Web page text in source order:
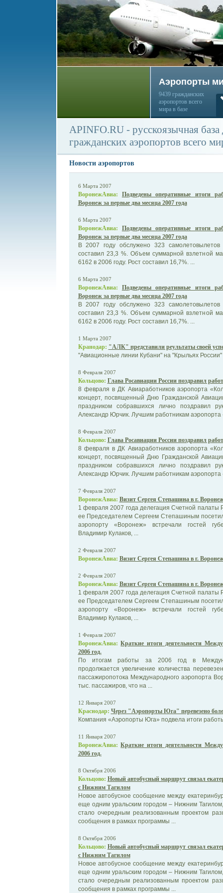
Аэропорты
9439 гражданских
аэропортов всего
мира в базе
APINFO.RU - русскоязычная
гражданских аэропортов всего
Новости аэропортов
6 Марта 2007
ВоронежАвиа:
Подведены оперативные итоги
Воронеж за первые два месяца 2007 года
6 Марта 2007
ВоронежАвиа:
Подведены оперативные итоги
Воронеж за первые два месяца 2007 года
В 2007 году обслужено 323
составил 23,3 %. Объем суммарной взлетной
6162 в 2006 году. Рост составил 16,7%. ...
6 Марта 2007
ВоронежАвиа:
Подведены оперативные итоги
Воронеж за первые два месяца 2007 года
В 2007 году обслужено 323
составил 23,3 %. Объем суммарной взлетной
6162 в 2006 году. Рост составил 16,7%. ...
1 Марта 2007
Кранодар: "АЛК" представили реультаты своей
"Авиационные линии Кубани" на "Крыльях России"
8 Февраля 2007
Кольцово: Глава Росавиации России поздравил
8 февраля в ДК Авиаработников аэропорта
концерт, посвященный Дню Гражданской
праздником собравшихся лично поздравил
Александр Юрчик. Лучшим работникам аэропорта
8 Февраля 2007
Кольцово: Глава Росавиации России поздравил
8 февраля в ДК Авиаработников аэропорта
концерт, посвященный Дню Гражданской
праздником собравшихся лично поздравил
Александр Юрчик. Лучшим работникам аэропорта
7 Февраля 2007
ВоронежАвиа: Визит Сергея Степашина в г.
1 февраля 2007 года делегация Счетной палаты
ее Председателем Сергеем Степашиным
аэропорту «Воронеж» встречали гостей
Владимир Кулаков, ...
2 Февраля 2007
ВоронежАвиа: Визит Сергея Степашина в г.
2 Февраля 2007
ВоронежАвиа: Визит Сергея Степашина в г.
1 февраля 2007 года делегация Счетной палаты
ее Председателем Сергеем Степашиным
аэропорту «Воронеж» встречали гостей
Владимир Кулаков, ...
1 Февраля 2007
ВоронежАвиа: Краткие итоги деятельности
2006 год.
По итогам работы за 2006 год в
продолжается увеличение количества
пассажиропотока Международного аэропорта
тыс. пассажиров, что на ...
12 Января 2007
Краснодар: Через "Аэропорты Юга" перевезено
Компания «Аэропорты Юга» подвела итоги
11 Января 2007
ВоронежАвиа: Краткие итоги деятельности
2006 год.
8 Октября 2006
Кольцово: Новый автобусный маршрут связал
с Нижним Тагилом
Новое автобусное сообщение между
еще одним уральским городом – Нижним
стало очередным реализованным проектом
сообщения в рамках программы ...
8 Октября 2006
Кольцово: Новый автобусный маршрут связал
с Нижним Тагилом
Новое автобусное сообщение между
еще одним уральским городом – Нижним
стало очередным реализованным проектом
сообщения в рамках программы ...